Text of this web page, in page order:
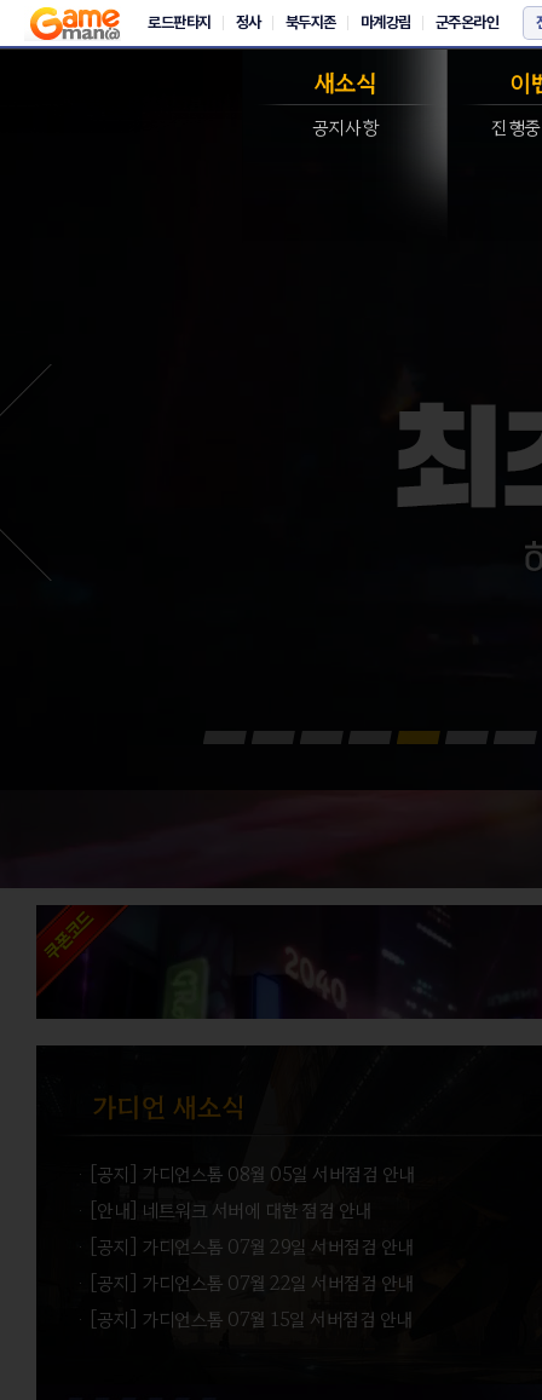
새소식
공지사항
이
진행
ㆍ[공지] 가디언스톰 08월 05일 서버점검 안내
ㆍ[안내] 네트워크 서버에 대한 점검 안내
ㆍ[공지] 가디언스톰 07월 29일 서버점검 안내
ㆍ[공지] 가디언스톰 07월 22일 서버점검 안내
ㆍ[공지] 가디언스톰 07월 15일 서버점검 안내